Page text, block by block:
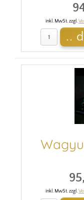
inkl. MwSt. zzgl.
inkl. MwSt. zzgl.